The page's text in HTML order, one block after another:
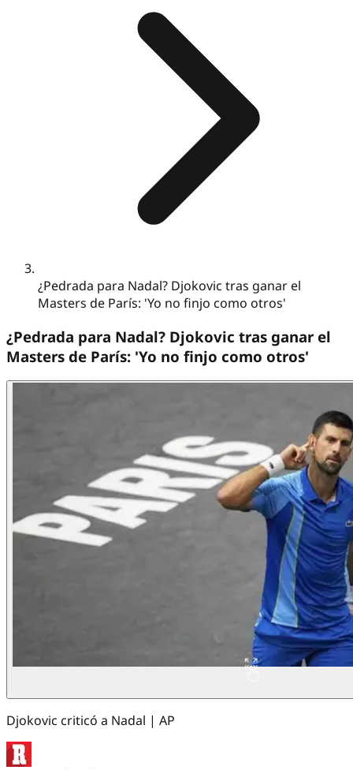
¿Pedrada para Nadal? Djokovic tras ganar el
Masters de París: 'Yo no finjo como otros'
¿Pedrada para Nadal? Djokovic tras ganar el
Masters de París: 'Yo no finjo como otros'
Djokovic criticó a Nadal | AP